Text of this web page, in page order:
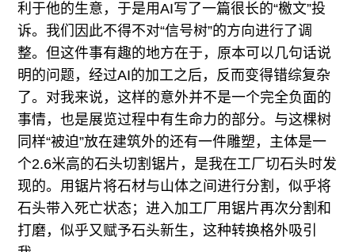
利于他的生意，于是用AI写了一篇很长的“檄文”投
诉。我们因此不得不对“信号树”的方向进行了调
整。但这件事有趣的地方在于，原本可以几句话说
明的问题，经过AI的加工之后，反而变得错综复杂
了。对我来说，这样的意外并不是一个完全负面的
事情，也是展览过程中有生命力的部分。与这棵树
同样“被迫”放在建筑外的还有一件雕塑，主体是一
个2.6米高的石头切割锯片，是我在工厂切石头时发
现的。用锯片将石材与山体之间进行分割，似乎将
石头带入死亡状态；进入加工厂用锯片再次分割和
打磨，似乎又赋予石头新生，这种转换格外吸引